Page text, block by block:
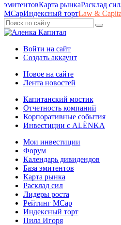
эмитентовКарта рынкаРасклад сил
MCapИндексный тортLaw &
Войти на сайт
Создать аккаунт
Новое на сайте
Лента новостей
Капитанский мостик
Отчетность компаний
Корпоративные события
Инвестиции с ALЁNKA
Мои инвестиции
Форум
Календарь дивидендов
База эмитентов
Карта рынка
Расклад сил
Лидеры роста
Рейтинг MCap
Индексный торт
Пила Игоря